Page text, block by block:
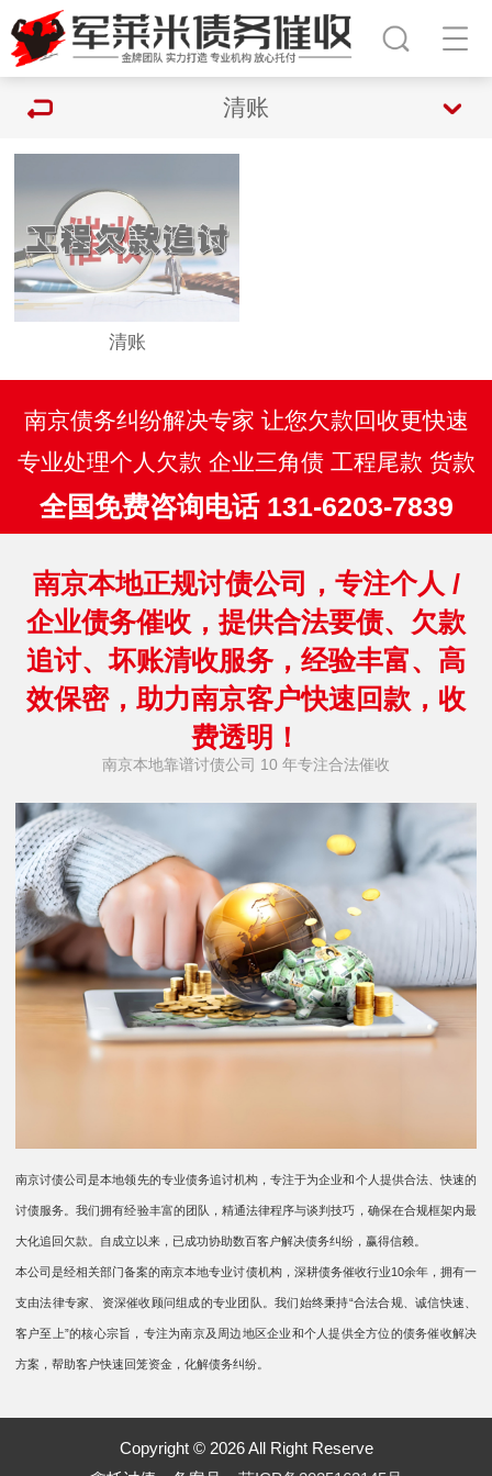
清账
清账
南京债务纠纷解决专家 让您欠款回收更快速
专业处理个人欠款 企业三角债 工程尾款 货款
全国免费咨询电话 131-6203-7839
南京本地正规讨债公司，专注个人 /
企业债务催收，提供合法要债、欠款
追讨、坏账清收服务，经验丰富、高
效保密，助力南京客户快速回款，收
费透明！
南京本地靠谱讨债公司 10 年专注合法催收
南京讨债公司是本地领先的专业债务追讨机构，专注于为企业和个人提供合法、快速的
讨债服务。我们拥有经验丰富的团队，精通法律程序与谈判技巧，确保在合规框架内最
大化追回欠款。自成立以来，已成功协助数百客户解决债务纠纷，赢得信赖。
本公司是经相关部门备案的南京本地专业讨债机构，深耕债务催收行业10余年，拥有一
支由法律专家、资深催收顾问组成的专业团队。我们始终秉持“合法合规、诚信快速、
客户至上”的核心宗旨，专注为南京及周边地区企业和个人提供全方位的债务催收解决
方案，帮助客户快速回笼资金，化解债务纠纷。
Copyright © 2026 All Right Reserve